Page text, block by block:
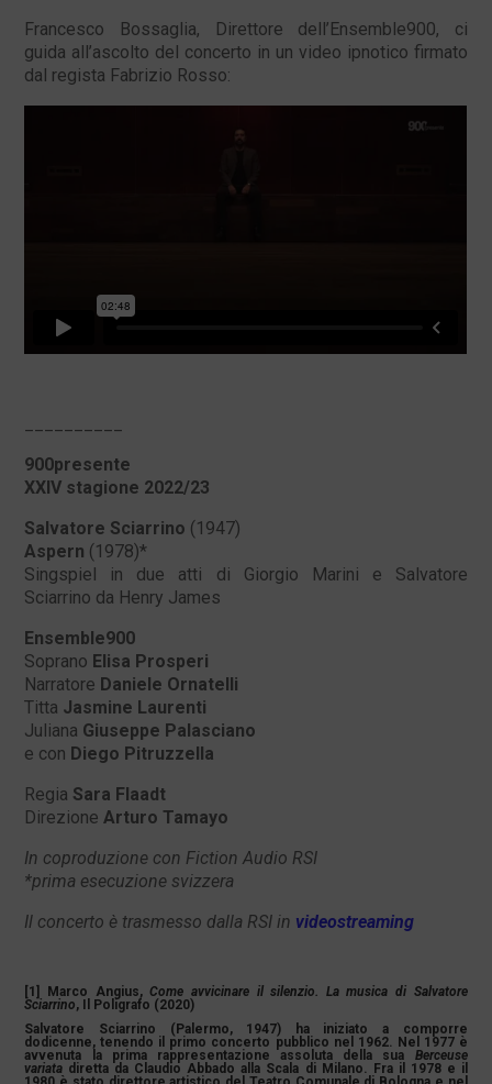
Francesco Bossaglia, Direttore dell’Ensemble900, ci
guida all’ascolto del concerto in un video ipnotico firmato
dal regista Fabrizio Rosso:
900presente
XXIV stagione 2022/23
Salvatore Sciarrino (1947)
Aspern (1978)*
Singspiel in due atti di Giorgio Marini e Salvatore
Sciarrino da Henry James
Ensemble900
Soprano Elisa Prosperi
Narratore Daniele Ornatelli
Titta Jasmine Laurenti
Juliana Giuseppe Palasciano
e con Diego Pitruzzella
Regia Sara Flaadt
Direzione Arturo Tamayo
In coproduzione con Fiction Audio RSI
*prima esecuzione svizzera
Il concerto è trasmesso dalla RSI in videostreaming
[1] Marco Angius,Come avvicinare il silenzio. La musica di Salvatore
Sciarrino, Il Poligrafo (2020)
Salvatore Sciarrino (Palermo, 1947) ha iniziato a comporre
dodicenne, tenendo il primo concerto pubblico nel 1962. Nel 1977 è
avvenuta la prima rappresentazione assoluta della sua Berceuse
variata diretta da Claudio Abbado alla Scala di Milano. Fra il 1978 e il